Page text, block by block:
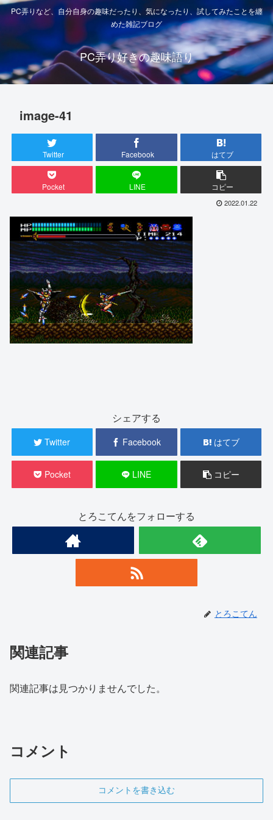
PC弄りなど、自分自身の趣味だったり、気になったり、試してみたことを纏
めた雑記ブログ
PC弄り好きの趣味語り
image-41
Twitter Facebook はてブ
Pocket LINE コピー
2022.01.22
シェアする
Twitter Facebook はてブ
Pocket LINE コピー
とろこてんをフォローする
とろこてん
関連記事
関連記事は見つかりませんでした。
コメント
コメントを書き込む